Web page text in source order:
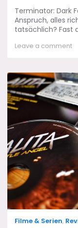
Terminator: Dark
Anspruch, alles
tatsächlich? Fast
Leave a commenton
Categories
Filme & Serien,